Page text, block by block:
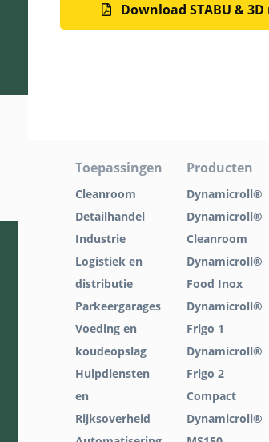
Download STABU &
Toepassingen
Cleanroom
Detailhandel
Industrie
Logistiek en
distributie
Parkeergarages
Voeding en
koudeopslag
Hulpdiensten
en
Rijksoverheid
Producten
Dynamicroll®
Dynamicroll®
Cleanroom
Dynamicroll®
Food Inox
Dynamicroll®
Frigo 1
Dynamicroll®
Frigo 2
Compact
Dynamicroll®